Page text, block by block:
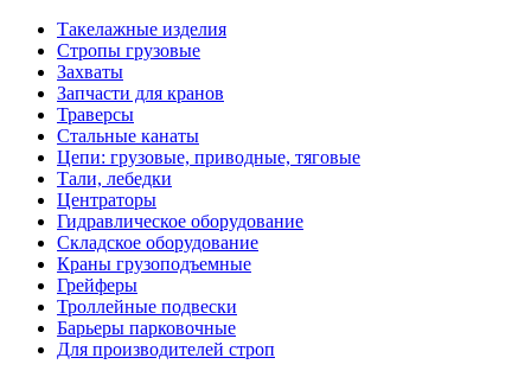
Такелажные изделия
Стропы грузовые
Захваты
Запчасти для кранов
Траверсы
Стальные канаты
Цепи: грузовые, приводные, тяговые
Тали, лебедки
Центраторы
Гидравлическое оборудование
Складское оборудование
Краны грузоподъемные
Грейферы
Троллейные подвески
Барьеры парковочные
Для производителей строп